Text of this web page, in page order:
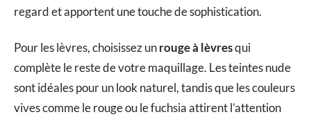
regard et apportent une touche de sophistication.
Pour les lèvres, choisissez unrouge à lèvresqui
complète le reste de votre maquillage. Les teintes nude
sont idéales pour un look naturel, tandis que les couleurs
vives comme le rouge ou le fuchsia attirent l’attention